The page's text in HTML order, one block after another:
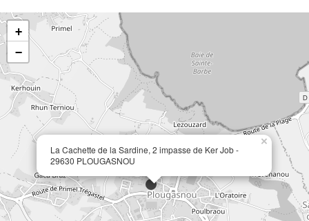
La Cachette de la Sardine, 2 impasse de Ker Job -
29630 PLOUGASNOU
×
+
−